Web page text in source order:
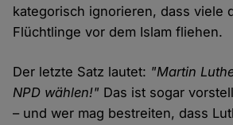
kategorisch ignorieren, dass viele
Flüchtlinge vor dem Islam fliehen.
Der letzte Satz lautet: "Martin
NPD wählen!" Das ist sogar
– und wer mag bestreiten, dass